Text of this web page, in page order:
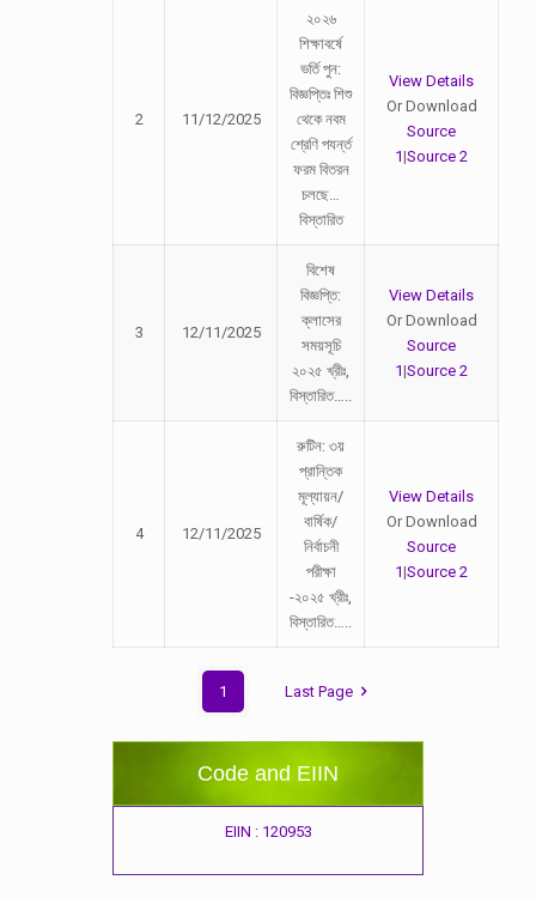
2 11/12/2025
২০২৬
শিক্ষাবর্ষে
ভর্তি পুন:
বিজ্ঞপ্তিঃ শিশু
থেকে নবম
শ্রেণি পযর্ন্ত
ফরম বিতরন
চলছে…
বিস্তারিত
View Details
Or Download
Source
1|Source 2
3 12/11/2025
বিশেষ
বিজ্ঞপ্তি:
ক্লাসের
সময়সূচি
২০২৫ খ্রীঃ,
বিস্তারিত…..
View Details
Or Download
Source
1|Source 2
4 12/11/2025
রুটিন: ৩য়
প্রান্তিক
মূল্যায়ন/
বার্ষিক/
নির্বাচনী
পরীক্ষা
-২০২৫ খ্রীঃ,
বিস্তারিত…..
View Details
Or Download
Source
1|Source 2
1 Last Page
Code and EIIN
EIIN : 120953